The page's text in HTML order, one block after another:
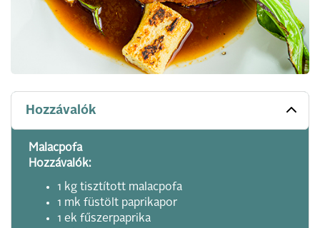
Hozzávalók
Malacpofa
Hozzávalók:
1 kg tisztított malacpofa
1 mk füstölt paprikapor
1 ek fűszerpaprika